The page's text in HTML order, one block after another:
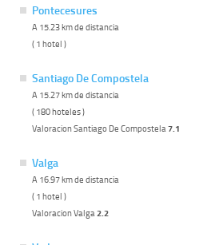
Pontecesures
A 15.23 km de distancia
( 1 hotel )
Santiago De Compostela
A 15.27 km de distancia
( 180 hoteles )
Valoracion Santiago De Compostela 7.1
Valga
A 16.97 km de distancia
( 1 hotel )
Valoracion Valga 2.2